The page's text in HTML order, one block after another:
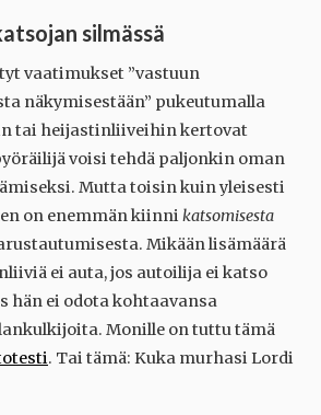
silmässä
vaatimukset ”vastuun
näkymisestään” pukeutumalla
tai heijastinliiveihin kertovat
voisi tehdä paljonkin oman
Mutta toisin kuin yleisesti
on enemmän kiinni katsomisesta
Mikään lisämäärä
ei auta, jos autoilija ei katso
hän ei odota kohtaavansa
Monille on tuttu tämä
. Tai tämä: Kuka murhasi Lordi